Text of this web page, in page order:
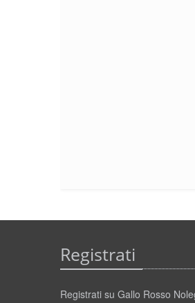
Registrati
Registrati su Gallo Rosso